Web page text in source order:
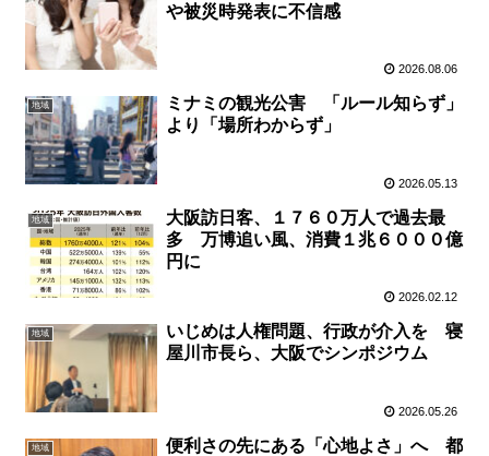
や被災時発表に不信感
2026.08.06
地域
ミナミの観光公害 「ルール知らず」
より「場所わからず」
2026.05.13
地域
大阪訪日客、１７６０万人で過去最
多 万博追い風、消費１兆６０００億
円に
2026.02.12
地域
いじめは人権問題、行政が介入を 寝
屋川市長ら、大阪でシンポジウム
2026.05.26
地域
便利さの先にある「心地よさ」へ 都